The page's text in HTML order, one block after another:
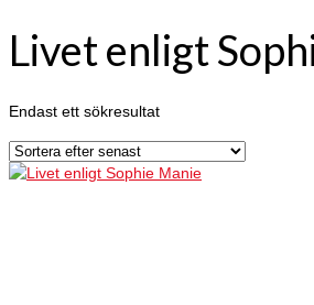
Livet enligt
Endast ett sökresultat